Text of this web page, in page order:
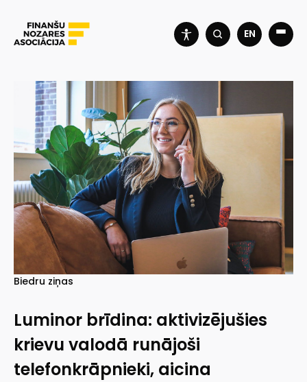
EN
Biedru ziņas
Luminor brīdina: aktivizējušies
krievu valodā runājoši
telefonkrāpnieki, aicina